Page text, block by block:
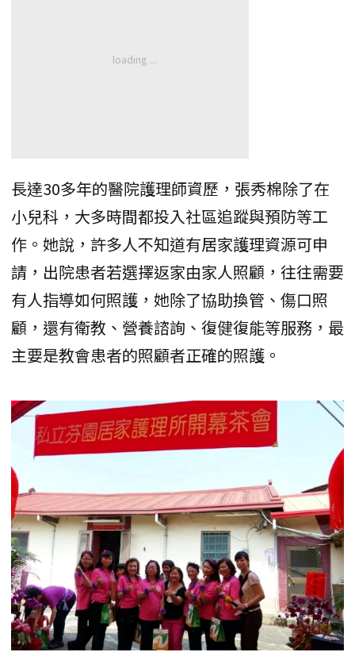
長達30多年的醫院護理師資歷，張秀棉除了在
小兒科，大多時間都投入社區追蹤與預防等工
作。她說，許多人不知道有居家護理資源可申
請，出院患者若選擇返家由家人照顧，往往需要
有人指導如何照護，她除了協助換管、傷口照
顧，還有衛教、營養諮詢、復健復能等服務，最
主要是教會患者的照顧者正確的照護。